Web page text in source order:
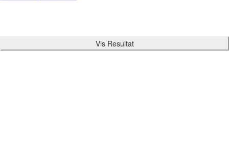
Vis Resultat